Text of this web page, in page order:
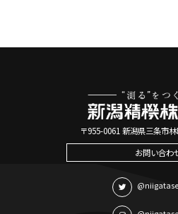
〒955-0061 新潟県三条市
お問い合わ